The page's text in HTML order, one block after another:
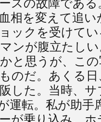
相を変えて追
ックを受けて
ンが腹立たし
と思うが、こ
のだ。あくる
した。当時、
運転。私が助
が乗り込み、